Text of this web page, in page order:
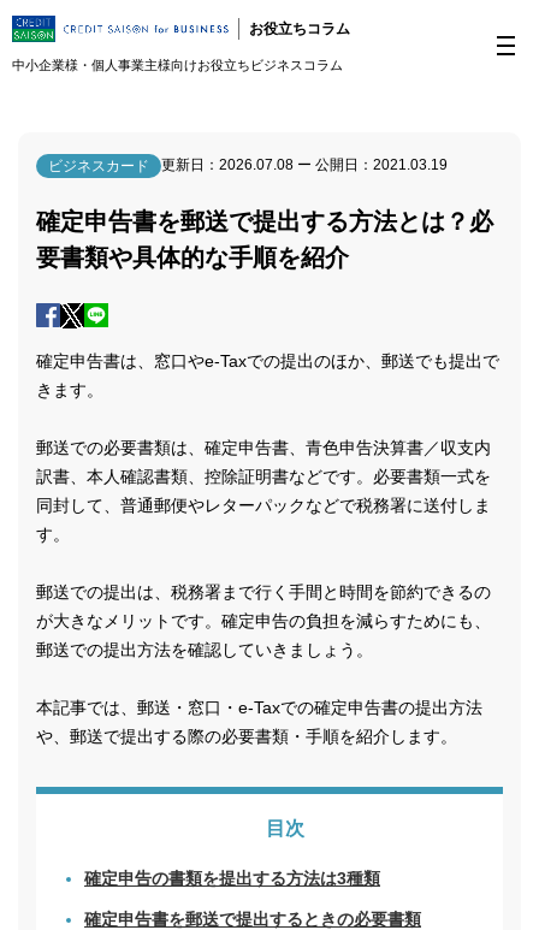
お役立ちコラム
中小企業様・個人事業主様向けお役立ちビジネスコラム
ビジネスカード 更新日： 2026.07.08 ー 公開日： 2021.03.19
確定申告書を郵送で提出する方法とは？必
要書類や具体的な手順を紹介
確定申告書は、窓口やe-Taxでの提出のほか、郵送でも提出で
きます。
郵送での必要書類は、確定申告書、青色申告決算書／収支内
訳書、本人確認書類、控除証明書などです。必要書類一式を
同封して、普通郵便やレターパックなどで税務署に送付しま
す。
郵送での提出は、税務署まで行く手間と時間を節約できるの
が大きなメリットです。確定申告の負担を減らすためにも、
郵送での提出方法を確認していきましょう。
本記事では、郵送・窓口・e-Taxでの確定申告書の提出方法
や、郵送で提出する際の必要書類・手順を紹介します。
目次
確定申告の書類を提出する方法は3種類
確定申告書を郵送で提出するときの必要書類